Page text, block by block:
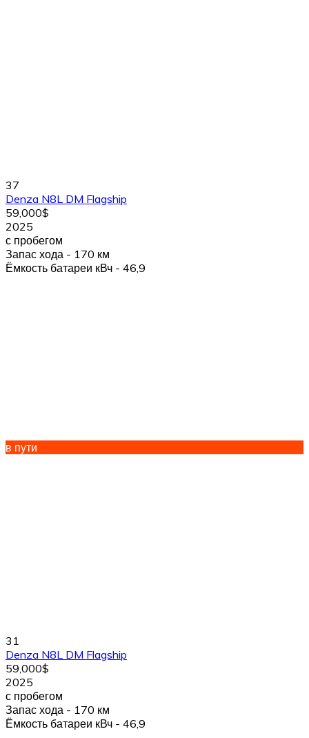
37
Denza N8L DM Flagship
59,000$
2025
с пробегом
Запас хода - 170 км
Ёмкость батареи кВч - 46,9
в пути
31
Denza N8L DM Flagship
59,000$
2025
с пробегом
Запас хода - 170 км
Ёмкость батареи кВч - 46,9